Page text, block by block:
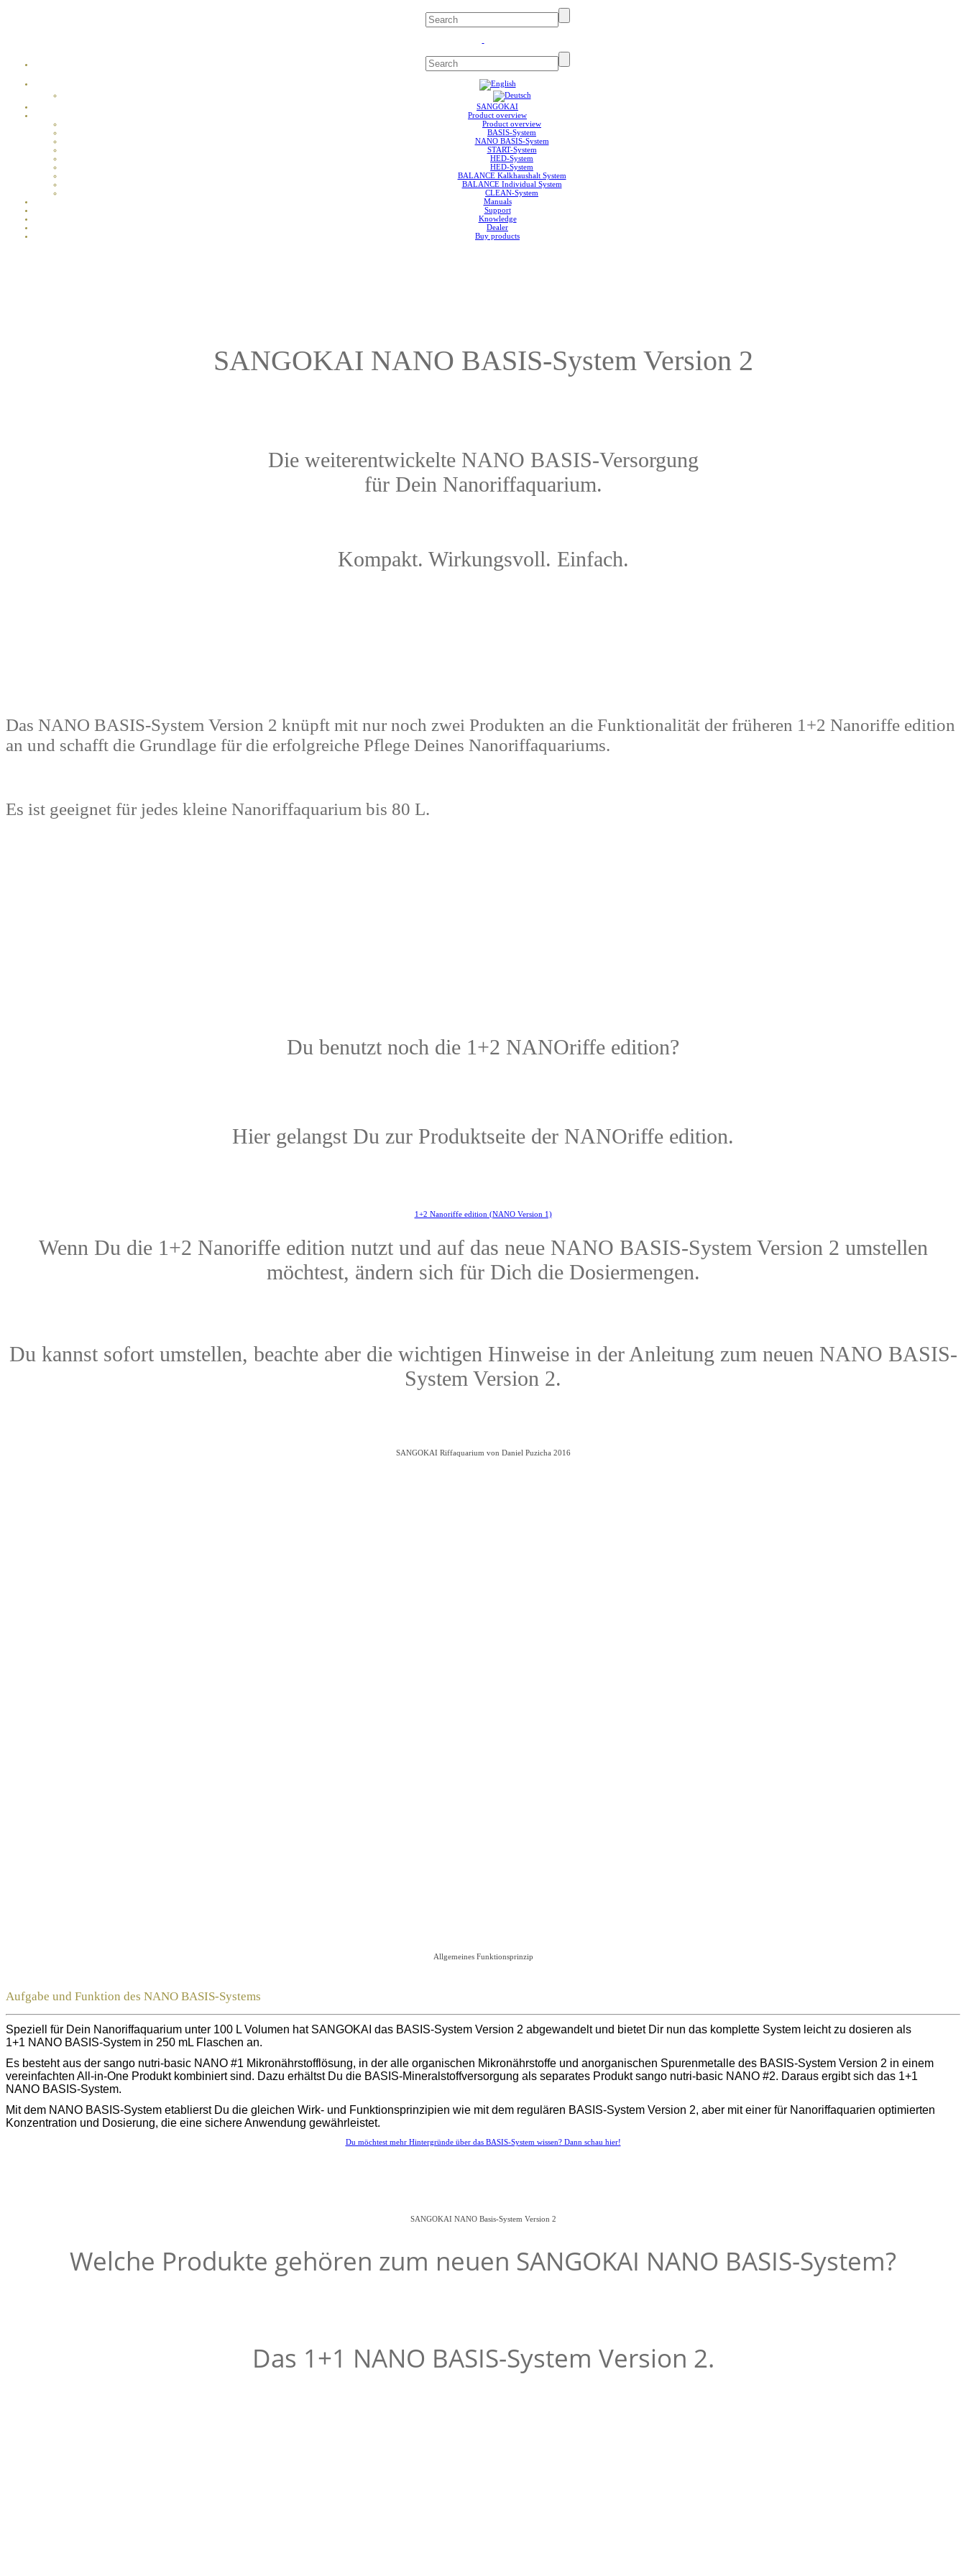
SANGOKAI
Product overview
Product overview
BASIS-System
NANO BASIS-System
START-System
HED-System
HED-System
BALANCE Kalkhaushalt System
BALANCE Individual System
CLEAN-System
Manuals
Support
Knowledge
Dealer
Buy products
SANGOKAI NANO BASIS-System Version 2
Die weiterentwickelte NANO BASIS-Versorgung
für Dein Nanoriffaquarium.
Kompakt. Wirkungsvoll. Einfach.
Das NANO BASIS-System Version 2 knüpft mit nur noch zwei Produkten an die Funktionalität der früheren 1+2 Nanoriffe edition
an und schafft die Grundlage für die erfolgreiche Pflege Deines Nanoriffaquariums.
Es ist geeignet für jedes kleine Nanoriffaquarium bis 80 L.
Du benutzt noch die 1+2 NANOriffe edition?
Hier gelangst Du zur Produktseite der NANOriffe edition.
1+2 Nanoriffe edition (NANO Version 1)
Wenn Du die 1+2 Nanoriffe edition nutzt und auf das neue NANO BASIS-System Version 2 umstellen
möchtest, ändern sich für Dich die Dosiermengen.
Du kannst sofort umstellen, beachte aber die wichtigen Hinweise in der Anleitung zum neuen NANO BASIS-
System Version 2.
SANGOKAI Riffaquarium von Daniel Puzicha 2016
Allgemeines Funktionsprinzip
Aufgabe und Funktion des NANO BASIS-Systems
Speziell für Dein Nanoriffaquarium unter 100 L Volumen hat SANGOKAI das BASIS-System Version 2 abgewandelt und bietet Dir nun das komplette System leicht zu dosieren als
1+1 NANO BASIS-System in 250 mL Flaschen an.
Es besteht aus der sango nutri-basic NANO #1 Mikronährstofflösung, in der alle organischen Mikronährstoffe und anorganischen Spurenmetalle des BASIS-System Version 2 in einem
vereinfachten All-in-One Produkt kombiniert sind. Dazu erhältst Du die BASIS-Mineralstoffversorgung als separates Produkt sango nutri-basic NANO #2. Daraus ergibt sich das 1+1
NANO BASIS-System.
Mit dem NANO BASIS-System etablierst Du die gleichen Wirk- und Funktionsprinzipien wie mit dem regulären BASIS-System Version 2, aber mit einer für Nanoriffaquarien optimierten
Konzentration und Dosierung, die eine sichere Anwendung gewährleistet.
Du möchtest mehr Hintergründe über das BASIS-System wissen? Dann schau hier!
SANGOKAI NANO Basis-System Version 2
Welche Produkte gehören zum neuen SANGOKAI NANO BASIS-System?
Das 1+1 NANO BASIS-System Version 2.